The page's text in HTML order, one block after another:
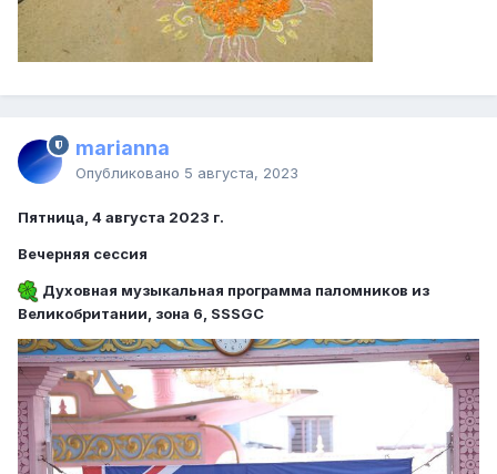
marianna
Опубликовано 5 августа, 2023
Пятница, 4 августа 2023 г.
Вечерняя сессия
Духовная музыкальная программа паломников из
Великобритании, зона 6, SSSGC